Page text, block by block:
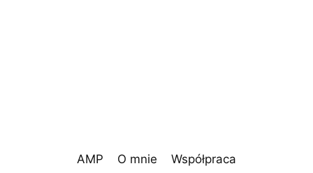
AMP O mnie Współpraca